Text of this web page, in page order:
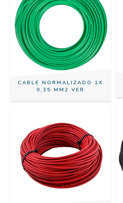
CABLE NORMALIZADO 1X
0,35 MM2 VER